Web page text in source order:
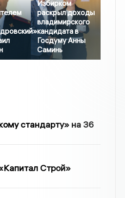
Избирком
раскрыл доходы
владимирского
кандидата в
Госдуму Анны
Саминь
стандарту» на 36
Строй»